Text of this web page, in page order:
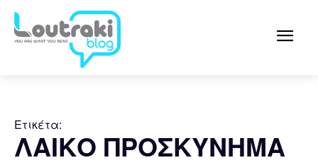
Ετικέτα:
ΛΑΙΚΟ ΠΡΟΣΚΥΝΗΜΑ